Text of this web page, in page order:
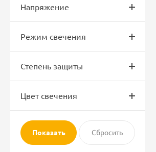
Напряжение
Режим свечения
Степень защиты
Цвет свечения